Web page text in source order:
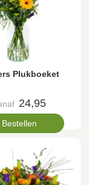
Plukboeket
24,95
Bestellen